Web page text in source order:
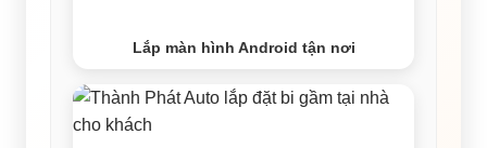
Lắp màn hình Android tận nơi